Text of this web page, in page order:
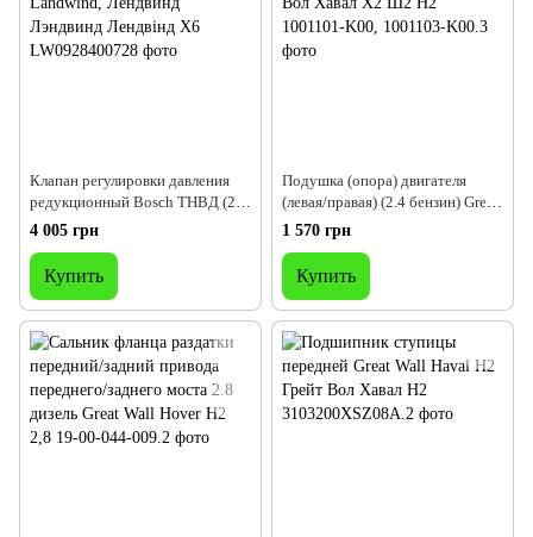
Клапан регулировки давления
редукционный Bosch ТНВД (2.8
дизель) Landwind, Лендвинд
Лэндвинд Лендвінд Х6
4 005 грн
Купить
Подушка (опора) двигателя
(левая/правая) (2.4 бензин) Great
Wall Hover H2 2,4 Грейт Вол
Хавал Х2 Ш2 Н2
1 570 грн
Купить